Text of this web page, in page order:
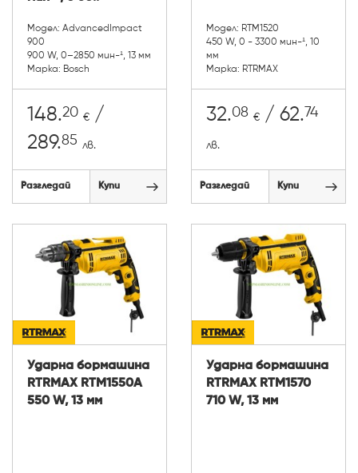
Модел: AdvancedImpact
900
900 W, 0–2850 мин-¹, 13 мм
Марка: Bosch
148.20 € /
289.85 лв.
Разгледай Купи
Модел: RTM1520
450 W, 0 - 3300 мин-¹, 10
мм
Марка: RTRMAX
32.08 € / 62.74
лв.
Разгледай Купи
Ударна бормашина
RTRMAX RTM1550А
550 W, 13 мм
Ударна бормашина
RTRMAX RTM1570
710 W, 13 мм